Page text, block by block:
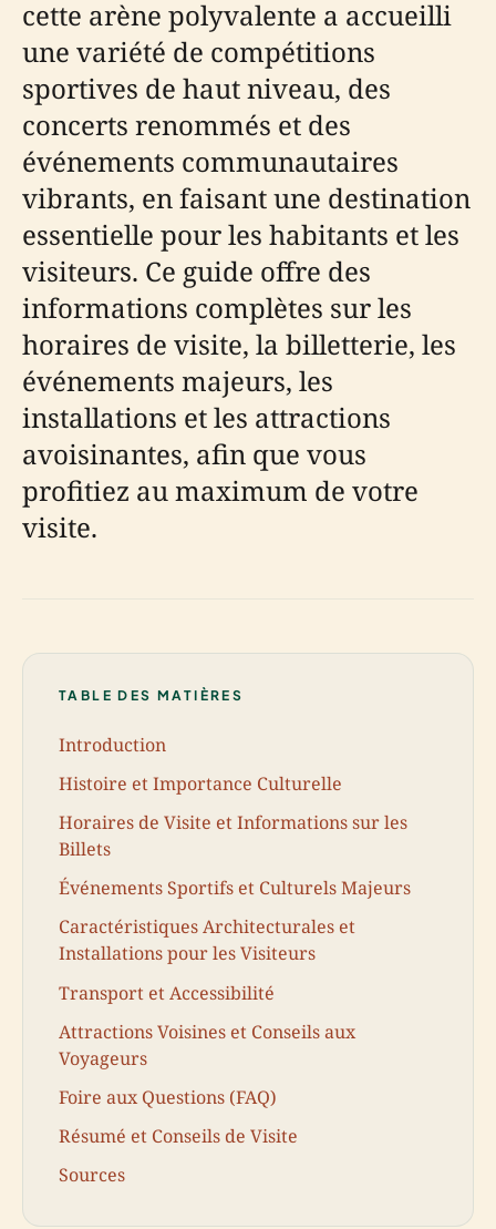
cette arène polyvalente a accueilli
une variété de compétitions
sportives de haut niveau, des
concerts renommés et des
événements communautaires
vibrants, en faisant une destination
essentielle pour les habitants et les
visiteurs. Ce guide offre des
informations complètes sur les
horaires de visite, la billetterie, les
événements majeurs, les
installations et les attractions
avoisinantes, afin que vous
profitiez au maximum de votre
visite.
TABLE DES MATIÈRES
Introduction
Histoire et Importance Culturelle
Horaires de Visite et Informations sur les
Billets
Événements Sportifs et Culturels Majeurs
Caractéristiques Architecturales et
Installations pour les Visiteurs
Transport et Accessibilité
Attractions Voisines et Conseils aux
Voyageurs
Foire aux Questions (FAQ)
Résumé et Conseils de Visite
Sources